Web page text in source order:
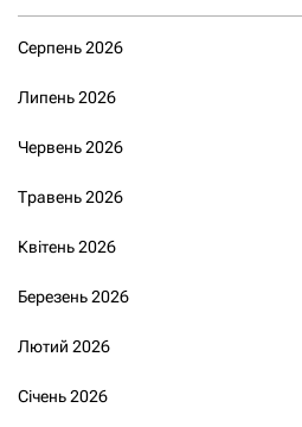
Серпень 2026
Липень 2026
Червень 2026
Травень 2026
Квітень 2026
Березень 2026
Лютий 2026
Січень 2026